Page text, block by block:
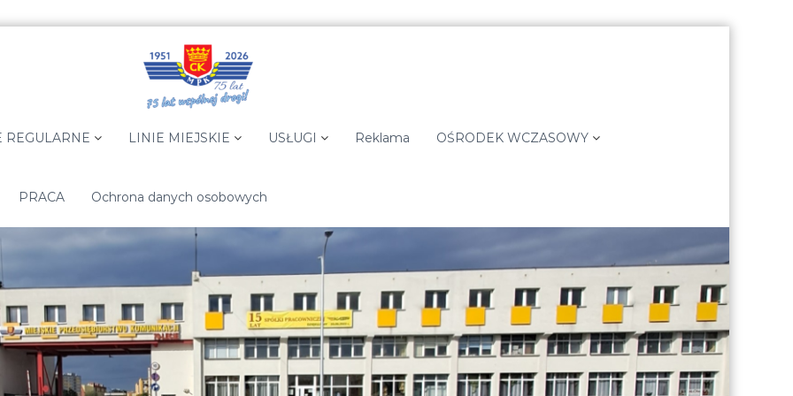
REGULARNE LINIE MIEJSKIE USŁUGI Reklama OŚRODEK WCZASOWY
PRACA Ochrona danych osobowych